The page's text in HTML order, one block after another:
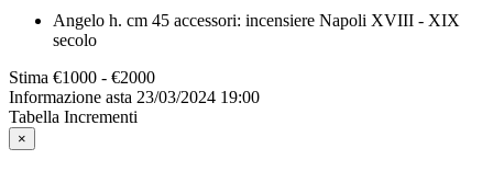
Angelo h. cm 45 accessori: incensiere Napoli XVIII - XIX
secolo
Stima €1000 - €2000
Informazione asta 23/03/2024 19:00
Tabella Incrementi
×